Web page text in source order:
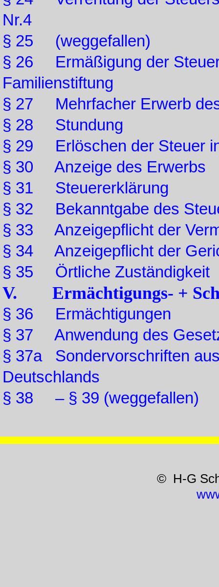
Nr.4
§ 25 (weggefallen)
§ 26 Ermäßigung der
Familienstiftung
§ 27 Mehrfacher Erwerb
§ 28 Stundung
§ 29 Erlöschen der Steuer
§ 30 Anzeige des Erwerbs
§ 31 Steuererklärung
§ 32 Bekanntgabe des
§ 33 Anzeigepflicht der
§ 34 Anzeigepflicht der
§ 35 Örtliche Zuständigkeit
V. Ermächtigungs- +
§ 36 Ermächtigungen
§ 37 Anwendung des
§ 37a Sondervorschriften
Deutschlands
§ 38 – § 39 (weggefallen)
© H-G